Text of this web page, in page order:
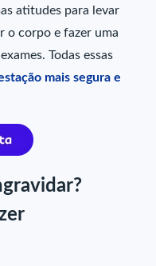
atitudes para levar
o corpo e fazer uma
Todas essas
mais segura e